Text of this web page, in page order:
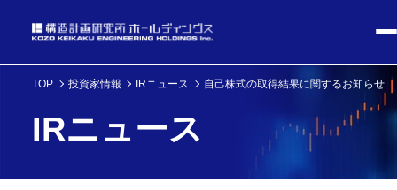
TOP 投資家情報 IRニュース 自己株式の取得結果に関するお知らせ
IRニュース